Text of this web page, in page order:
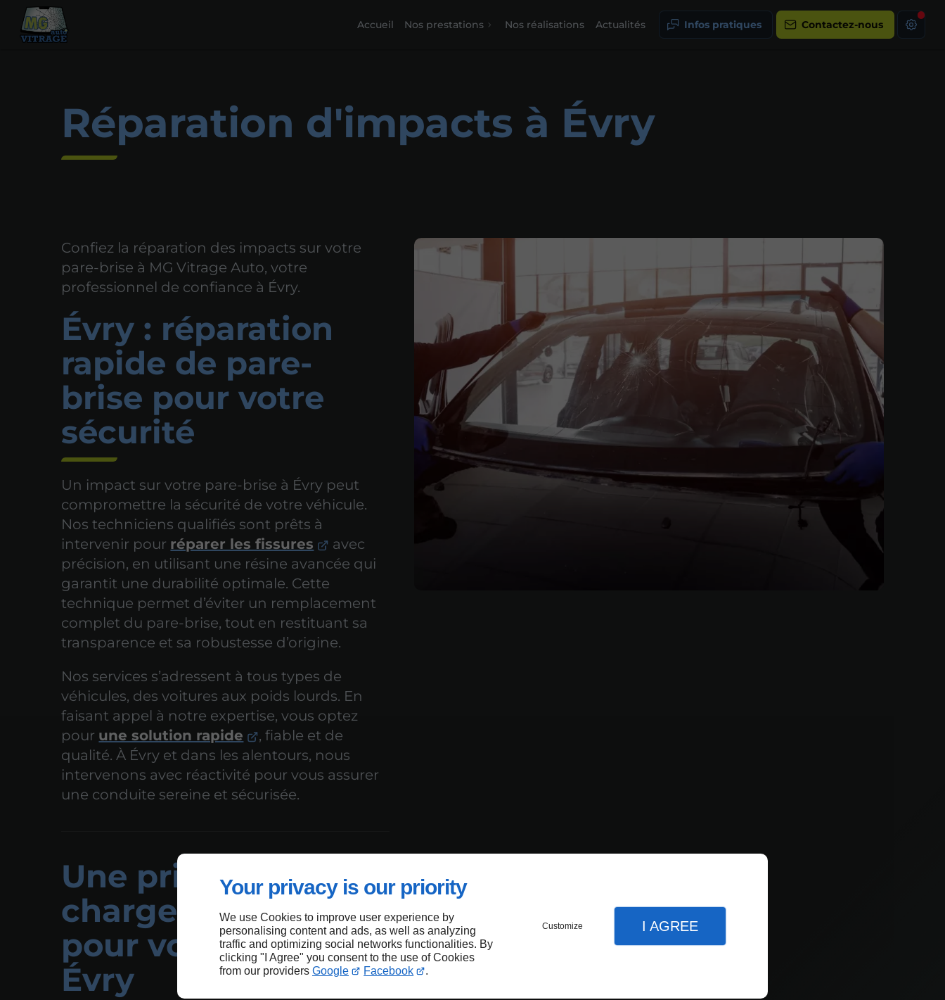
Your privacy is our priority
We use Cookies to improve user experience by
personalising content and ads, as well as analyzing
traffic and optimizing social networks functionalities. By
clicking "I Agree" you consent to the use of Cookies
from our providers Google Facebook .
Customize I AGREE
Accueil Nos prestations Nos réalisations Actualités Infos pratiques Contactez-nous
Réparation d'impacts à Évry
Confiez la réparation des impacts sur votre
pare-brise à MG Vitrage Auto, votre
professionnel de confiance à Évry.
Évry : réparation
rapide de pare-
brise pour votre
sécurité
Un impact sur votre pare-brise à Évry peut
compromettre la sécurité de votre véhicule.
Nos techniciens qualifiés sont prêts à
intervenir pour réparer les fissures
avec
précision, en utilisant une résine avancée qui
garantit une durabilité optimale. Cette
technique permet d’éviter un remplacement
complet du pare-brise, tout en restituant sa
transparence et sa robustesse d’origine.
Nos services s’adressent à tous types de
véhicules, des voitures aux poids lourds. En
faisant appel à notre expertise, vous optez
pour une solution rapide
, fiable et de
qualité. À Évry et dans les alentours, nous
intervenons avec réactivité pour vous assurer
une conduite sereine et sécurisée.
Une prise en
charge complète
pour vos vitrages à
Évry